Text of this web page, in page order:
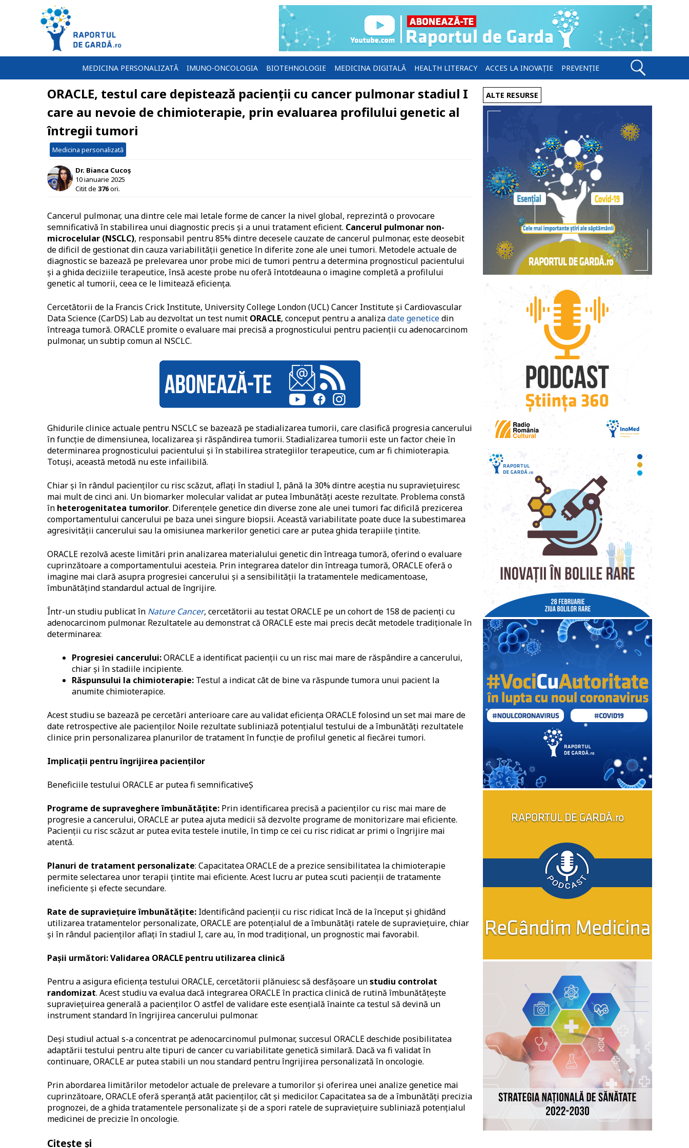
MEDICINA PERSONALIZATĂ IMUNO-ONCOLOGIA BIOTEHNOLOGIE MEDICINA DIGITALĂ HEALTH LITERACY ACCES LA INOVAȚIE PREVENȚIE
ORACLE, testul care depistează pacienții cu cancer pulmonar stadiul I
care au nevoie de chimioterapie, prin evaluarea profilului genetic al
întregii tumori
Medicina personalizată
Dr. Bianca Cucoș
10 ianuarie 2025
Citit de 376ori.
Cancerul pulmonar, una dintre cele mai letale forme de cancer la nivel global, reprezintă o provocare
semnificativă în stabilirea unui diagnostic precis și a unui tratament eficient. Cancerul pulmonar non-
microcelular (NSCLC), responsabil pentru 85% dintre decesele cauzate de cancerul pulmonar, este deosebit
de dificil de gestionat din cauza variabilității genetice în diferite zone ale unei tumori. Metodele actuale de
diagnostic se bazează pe prelevarea unor probe mici de tumori pentru a determina prognosticul pacientului
și a ghida deciziile terapeutice, însă aceste probe nu oferă întotdeauna o imagine completă a profilului
genetic al tumorii, ceea ce le limitează eficiența.
Cercetătorii de la Francis Crick Institute, University College London (UCL) Cancer Institute și Cardiovascular
Data Science (CarDS) Lab au dezvoltat un test numit ORACLE, conceput pentru a analizadate geneticedin
întreaga tumoră. ORACLE promite o evaluare mai precisă a prognosticului pentru pacienții cu adenocarcinom
pulmonar, un subtip comun al NSCLC.
Ghidurile clinice actuale pentru NSCLC se bazează pe stadializarea tumorii, care clasifică progresia cancerului
în funcție de dimensiunea, localizarea și răspândirea tumorii. Stadializarea tumorii este un factor cheie în
determinarea prognosticului pacientului și în stabilirea strategiilor terapeutice, cum ar fi chimioterapia.
Totuși, această metodă nu este infailibilă.
Chiar și în rândul pacienților cu risc scăzut, aflați în stadiul I, până la 30% dintre aceștia nu supraviețuiresc
mai mult de cinci ani. Un biomarker molecular validat ar putea îmbunătăți aceste rezultate. Problema constă
în heterogenitatea tumorilor. Diferențele genetice din diverse zone ale unei tumori fac dificilă prezicerea
comportamentului cancerului pe baza unei singure biopsii. Această variabilitate poate duce la subestimarea
agresivității cancerului sau la omisiunea markerilor genetici care ar putea ghida terapiile țintite.
ORACLE rezolvă aceste limitări prin analizarea materialului genetic din întreaga tumoră, oferind o evaluare
cuprinzătoare a comportamentului acesteia. Prin integrarea datelor din întreaga tumoră, ORACLE oferă o
imagine mai clară asupra progresiei cancerului și a sensibilității la tratamentele medicamentoase,
îmbunătățind standardul actual de îngrijire.
Într-un studiu publicat în Nature Cancer, cercetătorii au testat ORACLE pe un cohort de 158 de pacienți cu
adenocarcinom pulmonar. Rezultatele au demonstrat că ORACLE este mai precis decât metodele tradiționale în
determinarea:
Progresiei cancerului:ORACLE a identificat pacienții cu un risc mai mare de răspândire a cancerului,
chiar și în stadiile incipiente.
Răspunsului la chimioterapie: Testul a indicat cât de bine va răspunde tumora unui pacient la
anumite chimioterapice.
Acest studiu se bazează pe cercetări anterioare care au validat eficiența ORACLE folosind un set mai mare de
date retrospective ale pacienților. Noile rezultate subliniază potențialul testului de a îmbunătăți rezultatele
clinice prin personalizarea planurilor de tratament în funcție de profilul genetic al fiecărei tumori.
Implicații pentru îngrijirea pacienților
Beneficiile testului ORACLE ar putea fi semnificativeȘ
Programe de supraveghere îmbunătățite: Prin identificarea precisă a pacienților cu risc mai mare de
progresie a cancerului, ORACLE ar putea ajuta medicii să dezvolte programe de monitorizare mai eficiente.
Pacienții cu risc scăzut ar putea evita testele inutile, în timp ce cei cu risc ridicat ar primi o îngrijire mai
atentă.
Planuri de tratament personalizate: Capacitatea ORACLE de a prezice sensibilitatea la chimioterapie
permite selectarea unor terapii țintite mai eficiente. Acest lucru ar putea scuti pacienții de tratamente
ineficiente și efecte secundare.
Rate de supraviețuire îmbunătățite: Identificând pacienții cu risc ridicat încă de la început și ghidând
utilizarea tratamentelor personalizate, ORACLE are potențialul de a îmbunătăți ratele de supraviețuire, chiar
și în rândul pacienților aflați în stadiul I, care au, în mod tradițional, un prognostic mai favorabil.
Pașii următori: Validarea ORACLE pentru utilizarea clinică
Pentru a asigura eficiența testului ORACLE, cercetătorii plănuiesc să desfășoare unstudiu controlat
randomizat. Acest studiu va evalua dacă integrarea ORACLE în practica clinică de rutină îmbunătățește
supraviețuirea generală a pacienților. O astfel de validare este esențială înainte ca testul să devină un
instrument standard în îngrijirea cancerului pulmonar.
Deși studiul actual s-a concentrat pe adenocarcinomul pulmonar, succesul ORACLE deschide posibilitatea
adaptării testului pentru alte tipuri de cancer cu variabilitate genetică similară. Dacă va fi validat în
continuare, ORACLE ar putea stabili un nou standard pentru îngrijirea personalizată în oncologie.
Prin abordarea limitărilor metodelor actuale de prelevare a tumorilor și oferirea unei analize genetice mai
cuprinzătoare, ORACLE oferă speranță atât pacienților, cât și medicilor. Capacitatea sa de a îmbunătăți precizia
prognozei, de a ghida tratamentele personalizate și de a spori ratele de supraviețuire subliniază potențialul
medicinei de precizie în oncologie.
Citește și
ALTE RESURSE